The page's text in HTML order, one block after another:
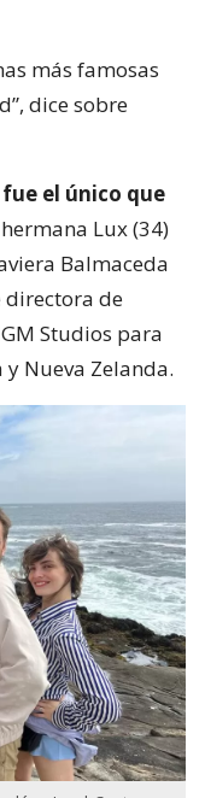
más famosas
dice sobre
el único que
hermana Lux (34)
Balmaceda
directora de
Studios para
Nueva Zelanda.